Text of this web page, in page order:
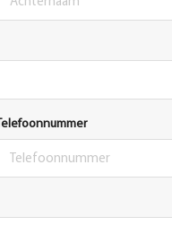
Telefoonnummer